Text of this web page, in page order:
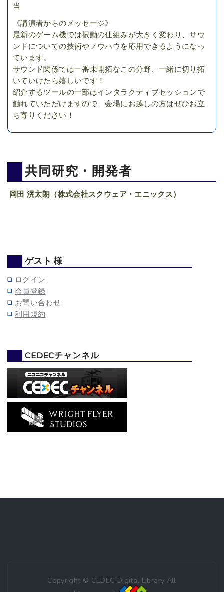
当
《講演者からのメッセージ》
最新のゲーム機では振動の仕組みが大きく変わり、サウ
ンドについての技術やノウハウを応用できるようになっ
ています。
サウンド関係では一番未開拓なこの分野、一緒に切り拓
いていけたら嬉しいです！
紹介するツールの一部はインタラクティブセッションで
触れていただけますので、会場にお越しの方はぜひお立
ち寄りください！
共同研究・開発者
岡田 滉太朗（株式会社スクウェア・エニックス）
ゲスト 様
ログイン
会員登録
お問い合わせ
利用規約
CEDECチャンネル
Copyright © CEDEC Digital Library All